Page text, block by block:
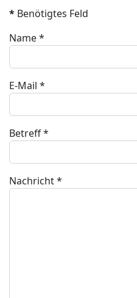
* Benötigtes Feld
Name*
E-Mail *
Betreff*
Nachricht*